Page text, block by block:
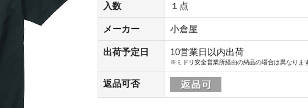
入数 １点
メーカー 小倉屋
出荷予定日 10営業日以内出荷
※ミドリ安全営業所経由の納品の場合は異なります
返品可否